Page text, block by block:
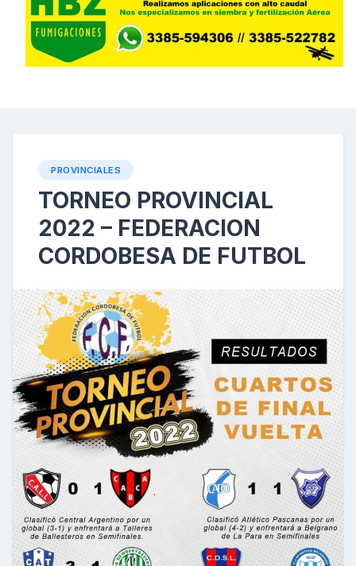
PROVINCIALES
TORNEO PROVINCIAL
2022 – FEDERACION
CORDOBESA DE FUTBOL